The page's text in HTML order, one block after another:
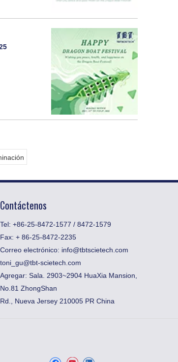
Contáctenos
Tel: +86-25-8472-1577 / 8472-1579
Fax: ​+ 86-25-8472-2235
Correo electrónico: info@tbtscietech.com
toni_gu@tbt-scietech.com
Agregar: Sala. 2903~2904 HuaXia Mansion,
No.81 ZhongShan
Rd., Nueva Jersey 210005 PR China